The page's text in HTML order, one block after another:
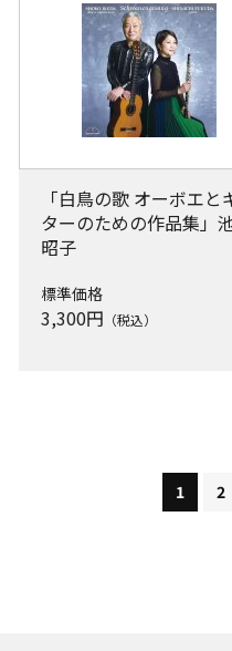
「白鳥の歌 オーボエと
ターのための作品集」
昭子
標準価格
3,300円 （税込）
1 2